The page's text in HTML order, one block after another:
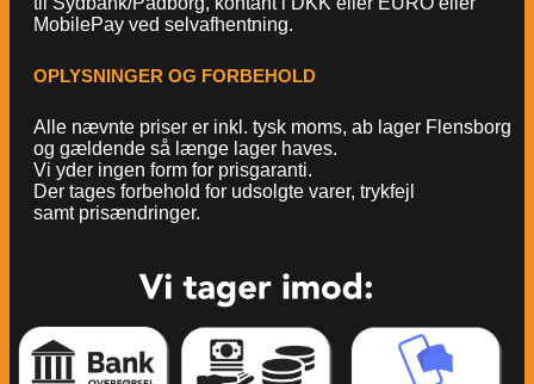
MobilePay ved selvafhentning.
OPLYSNINGER OG FORBEHOLD
Alle nævnte priser er inkl. tysk moms, ab lager Flensborg
og gældende så længe lager haves.
Vi yder ingen form for prisgaranti.
Der tages forbehold for udsolgte varer, trykfejl
samt prisændringer.